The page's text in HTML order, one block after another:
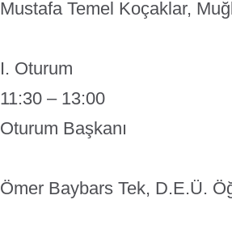
Mustafa Temel Koçaklar,
I. Oturum
11:30 – 13:00
Oturum Başkanı
Ömer Baybars Tek, D.E.Ü.